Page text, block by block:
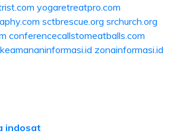
yogaretreatpro.com
sctbrescue.org srchurch.org
conferencecallstomeatballs.com
keamananinformasi.id zonainformasi.id
indosat